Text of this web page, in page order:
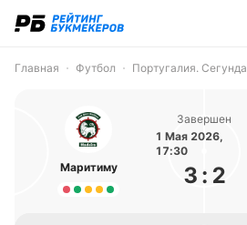
Главная Футбол Португалия. Сегунда
Маритиму
Завершен
1 Мая 2026,
17:30
3 : 2